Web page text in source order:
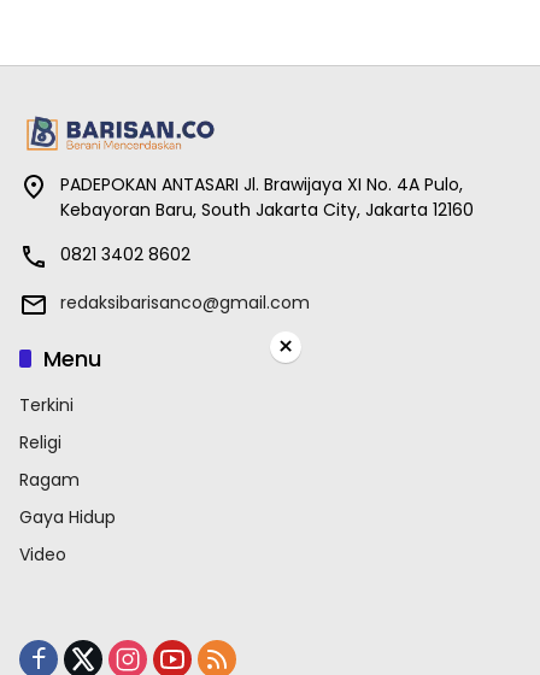
PADEPOKAN ANTASARI Jl. Brawijaya XI No. 4A Pulo,
Kebayoran Baru, South Jakarta City, Jakarta 12160
0821 3402 8602
redaksibarisanco@gmail.com
Menu
Terkini
Religi
Ragam
Gaya Hidup
Video
×